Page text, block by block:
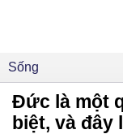
Sống
Đức là một
biệt, và đây